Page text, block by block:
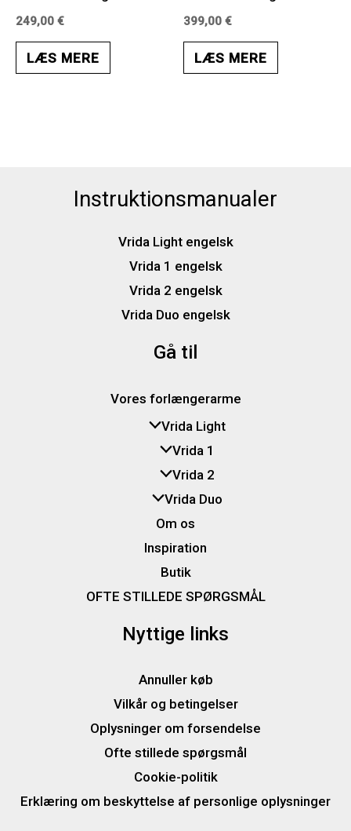
249,00 €
LÆS MERE
399,00 €
LÆS MERE
Instruktionsmanualer
Vrida Light engelsk
Vrida 1 engelsk
Vrida 2 engelsk
Vrida Duo engelsk
Gå til
Vores forlængerarme
Vrida Light
Vrida 1
Vrida 2
Vrida Duo
Om os
Inspiration
Butik
OFTE STILLEDE SPØRGSMÅL
Nyttige links
Annuller køb
Vilkår og betingelser
Oplysninger om forsendelse
Ofte stillede spørgsmål
Cookie-politik
Erklæring om beskyttelse af personlige oplysninger